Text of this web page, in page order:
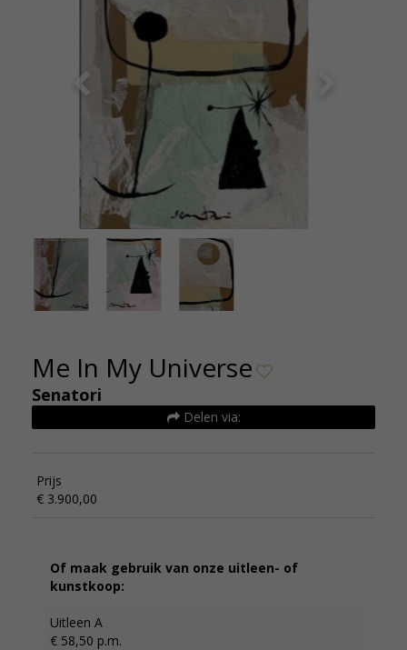
Me In My Universe 2026 - Selwyn Senatori -
Kunsthuizen 2
Me In My Universe
Senatori
Delen via:
Prijs
€ 3.900,00
Of maak gebruik van onze uitleen- of
kunstkoop:
Uitleen A
€ 58,50 p.m.